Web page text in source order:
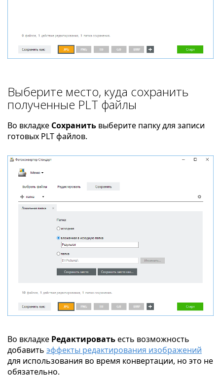
Выберите место, куда сохранить
полученные PLT файлы
Во вкладке Сохранить выберите папку для записи
готовых PLT файлов.
Во вкладке Редактироватьесть возможность
добавить эффекты редактирования изображений
для использования во время конвертации, но это не
обязательно.